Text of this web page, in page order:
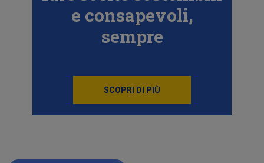
e consapevoli,
sempre
SCOPRI DI PIÙ